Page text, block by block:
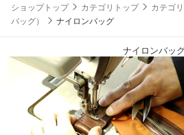
ショップトップ カテゴリトップ カテゴ
バッグ）
ナイロンバッグ
ナイロンバッ